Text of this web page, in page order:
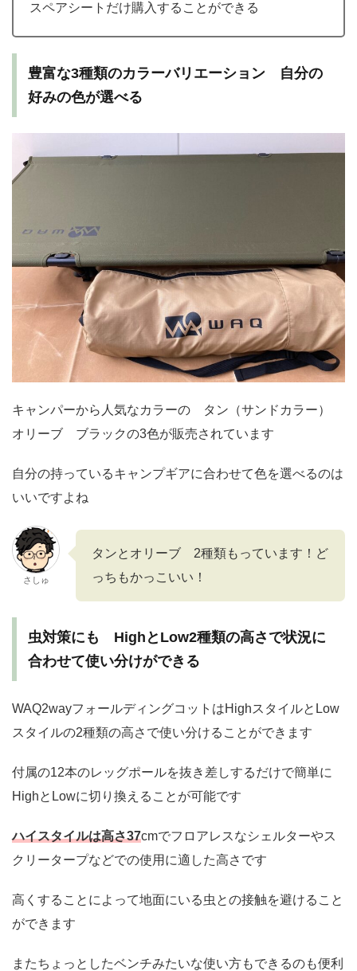
スペアシートだけ購入することができる
豊富な3種類のカラーバリエーション 自分の
好みの色が選べる
キャンパーから人気なカラーの タン（サンドカラー）
オリーブ ブラックの3色が販売されています
自分の持っているキャンプギアに合わせて色を選べるのは
いいですよね
さしゅ
タンとオリーブ 2種類もっています！ど
っちもかっこいい！
虫対策にも HighとLow2種類の高さで状況に
合わせて使い分けができる
WAQ2wayフォールディングコットはHighスタイルとLow
スタイルの2種類の高さで使い分けることができます
付属の12本のレッグポールを抜き差しするだけで簡単に
HighとLowに切り換えることが可能です
ハイスタイルは高さ37cmでフロアレスなシェルターやス
クリータープなどでの使用に適した高さです
高くすることによって地面にいる虫との接触を避けること
ができます
またちょっとしたベンチみたいな使い方もできるのも便利